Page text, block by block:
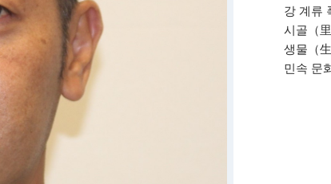
강 계류
시골（里
생물（生
민속 문